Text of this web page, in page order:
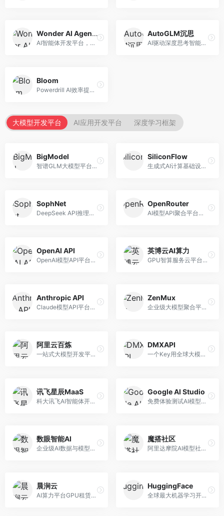
Wonder AI Agents
AI智能体开发平台，专注于低代码智能体创建。面向开发者，提供可视化开发、模板库、部署服务等功能，开发门槛低。
AutoGLM沉思
AI驱动深度思考智能体，专注于复杂推理任务。面向高级用户，提供深度分析、逻辑推理、决策支持等服务，推理能力强。
Bloom
Powerdrill AI效率提升平台，专注于企业智能化。面向企业用户，提供智能体创建、流程自动化、数据分析等服务，企业效率提升显著。
大模型开发平台 AI应用开发平台 深度学习框架
BigModel
智谱GLM大模型平台，提供API调用与模型服务。面向开发者和企业用户，提供GLM系列模型API、微调服务、应用开发工具等，开源生态完善。
SiliconFlow
生成式AI计算基础设施平台，专注于模型推理服务。面向开发者和企业，提供多模型API、高性能推理、成本优化等服务，推理性价比高。
SophNet
DeepSeek API推理平台，专注于DeepSeek模型服务。面向开发者，提供DeepSeek模型API、高性能推理、低成本服务，推理效率高。
OpenRouter
AI模型API聚合平台，整合多种主流大模型。面向开发者，提供统一API接口、模型对比、成本优化等服务，模型选择灵活。
OpenAI API
OpenAI模型API平台，提供GPT系列模型服务。面向开发者，提供模型API、微调服务、Assistants API等，是AI开发领域的基础设施。
英博云AI算力
GPU智算服务云平台，专注于AI算力租赁。面向AI研究者和企业，提供GPU租赁、模型训练、推理服务等，算力资源丰富。
Anthropic API
Claude模型API平台，专注于安全可靠的AI服务。面向开发者，提供Claude系列模型API、安全特性、企业级服务等，API质量高。
ZenMux
企业级大模型聚合平台，专注于企业AI服务。面向企业用户，提供多模型管理、安全合规、成本优化等服务，企业级功能完善。
阿里云百炼
一站式大模型开发平台，深度整合阿里云服务。面向企业开发者和AI团队，提供模型训练、微调、部署、应用开发等全流程服务，企业级功能完善。
DMXAPI
一个Key用全球大模型的聚合平台。面向开发者，提供多模型统一API、简化接入、成本控制等服务，接入便捷。
讯飞星辰MaaS
科大讯飞AI智能体开发平台，专注于企业级模型服务。面向企业用户，提供模型调用、智能体创建、行业解决方案等服务，中文能力突出。
Google AI Studio
免费体验测试AI模型的平台，深度整合Google生态。面向开发者和研究者，提供Gemini模型体验、API密钥管理、提示词测试等服务，免费使用。
数眼智能AI
企业级AI数据与模型服务平台，专注于数据驱动AI。面向企业用户，提供数据管理、模型训练、部署服务等，数据治理能力强。
魔搭社区
阿里达摩院AI模型社区，专注于中文AI生态。面向中文开发者，提供开源模型、数据集、开发工具等资源，中文模型丰富。
晨涧云
AI算力平台GPU租赁服务，专注于弹性算力。面向开发者和研究者，提供GPU租赁、弹性调度、成本优化等服务，算力灵活。
HuggingFace
全球最大机器学习开源社区，整合模型库与开发工具。面向AI研究者和开发者，提供开源模型、数据集、开发工具等资源，开源生态最完善。